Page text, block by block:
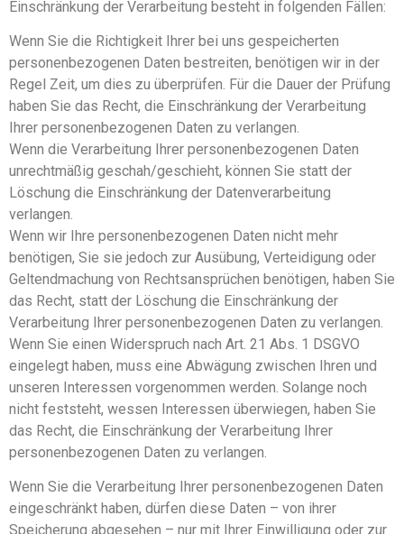
Einschränkung der Verarbeitung besteht in folgenden Fällen:
Wenn Sie die Richtigkeit Ihrer bei uns gespeicherten
personenbezogenen Daten bestreiten, benötigen wir in der
Regel Zeit, um dies zu überprüfen. Für die Dauer der Prüfung
haben Sie das Recht, die Einschränkung der Verarbeitung
Ihrer personenbezogenen Daten zu verlangen.
Wenn die Verarbeitung Ihrer personenbezogenen Daten
unrechtmäßig geschah/geschieht, können Sie statt der
Löschung die Einschränkung der Datenverarbeitung
verlangen.
Wenn wir Ihre personenbezogenen Daten nicht mehr
benötigen, Sie sie jedoch zur Ausübung, Verteidigung oder
Geltendmachung von Rechtsansprüchen benötigen, haben Sie
das Recht, statt der Löschung die Einschränkung der
Verarbeitung Ihrer personenbezogenen Daten zu verlangen.
Wenn Sie einen Widerspruch nach Art. 21 Abs. 1 DSGVO
eingelegt haben, muss eine Abwägung zwischen Ihren und
unseren Interessen vorgenommen werden. Solange noch
nicht feststeht, wessen Interessen überwiegen, haben Sie
das Recht, die Einschränkung der Verarbeitung Ihrer
personenbezogenen Daten zu verlangen.
Wenn Sie die Verarbeitung Ihrer personenbezogenen Daten
eingeschränkt haben, dürfen diese Daten – von ihrer
Speicherung abgesehen – nur mit Ihrer Einwilligung oder zur